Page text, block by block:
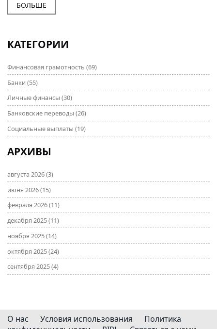
БОЛЬШЕ
КАТЕГОРИИ
Финансовая грамотность (69)
Банки (55)
Личные финансы (30)
Банковские переводы (26)
Социальные выплаты (19)
АРХИВЫ
августа 2026(3)
июня 2026(15)
февраля 2026(11)
декабря 2025(11)
ноября 2025(14)
октября 2025(24)
сентября 2025(4)
О нас Условия использования
Политика